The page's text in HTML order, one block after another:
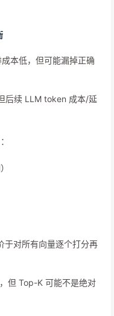
本低，但可能漏掉正确
后续 LLM token 成本/延
于对所有向量逐个打分再
但 Top-K 可能不是绝对